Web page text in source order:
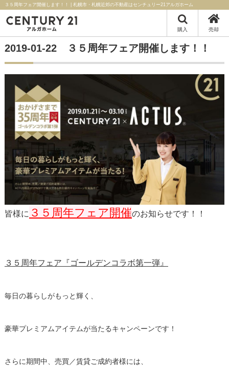
３５周年フェア開催します！！ | 札幌市・札幌近郊の不動産はセンチュリー21アルガホーム
購入 売却
2019-01-22 ３５周年フェア開催します！！
皆様に ３５周年フェア開催のお知らせです！！
３５周年フェア『ゴールデンコラボ第一弾』
毎日の暮らしがもっと輝く、
豪華プレミアムアイテムが当たるキャンペーンです！
さらに期間中、売買／賃貸ご成約者様には、